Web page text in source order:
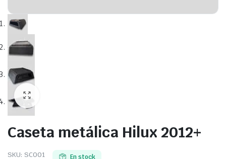
Caseta metálica Hilux 2012+
SKU: SC001 En stock